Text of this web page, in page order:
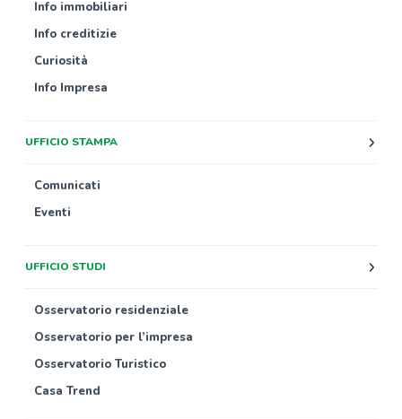
Info immobiliari
Info creditizie
Curiosità
Info Impresa
UFFICIO STAMPA
Comunicati
Eventi
UFFICIO STUDI
Osservatorio residenziale
Osservatorio per l’impresa
Osservatorio Turistico
Casa Trend